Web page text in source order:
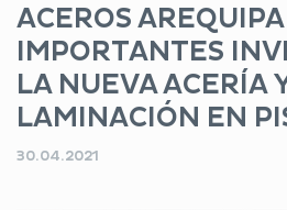
ACEROS
IMPORTANTES
LA NUEVA ACERÍA
LAMINACIÓN EN
30.04.2021